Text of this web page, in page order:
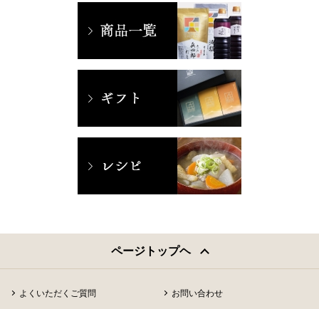
ページトップヘ
よくいただくご質問 お問い合わせ